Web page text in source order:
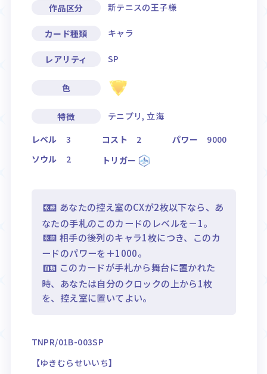
作品区分 新テニスの王子様
カード種類 キャラ
レアリティ SP
色
特徴
テニプリ, 立海
レベル
3 コスト 2 パワー
9000
ソウル
2 トリガー
あなたの控え室のCXが2枚以下なら、あ
なたの手札のこのカードのレベルを－1。
相手の後列のキャラ1枚につき、このカ
ードのパワーを＋1000。
このカードが手札から舞台に置かれた
時、あなたは自分のクロックの上から1枚
を、控え室に置いてよい。
TNPR/01B-003SP
【ゆきむらせいいち】